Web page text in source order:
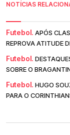
NOTÍCIAS
Futebol. APÓS
REPROVA ATITUDE
Futebol.
SOBRE O
Futebol. HUGO
PARA O